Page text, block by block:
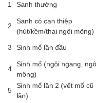
1 Sanh thường
2
Sanh có can thiệp
(hút/kềm/thai ngôi mông)
3 Sinh mổ lần đầu
4
Sinh mổ (ngôi ngang,
mông)
5
Sinh mổ lần 2 (vết mổ cũ
lần)